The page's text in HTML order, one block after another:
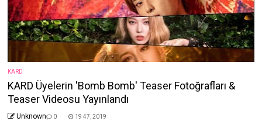
KARD
KARD Üyelerin 'Bomb Bomb' Teaser Fotoğrafları &
Teaser Videosu Yayınlandı
Unknown 0 19 47, 2019